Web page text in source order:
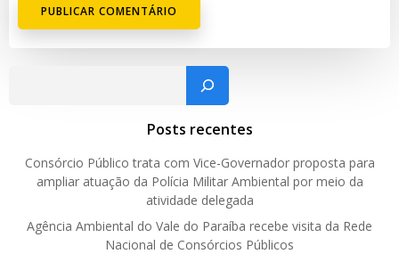
Pesquisar
Posts recentes
Consórcio Público trata com Vice-Governador proposta para
ampliar atuação da Polícia Militar Ambiental por meio da
atividade delegada
Agência Ambiental do Vale do Paraíba recebe visita da Rede
Nacional de Consórcios Públicos